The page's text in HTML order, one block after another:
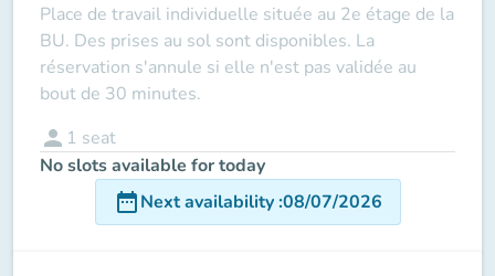
Place de travail individuelle située au 2e étage de la
BU. Des prises au sol sont disponibles. La
réservation s'annule si elle n'est pas validée au
bout de 30 minutes.
person 1 seat
No slots available for today
date_rangeNext availability:08/07/2026